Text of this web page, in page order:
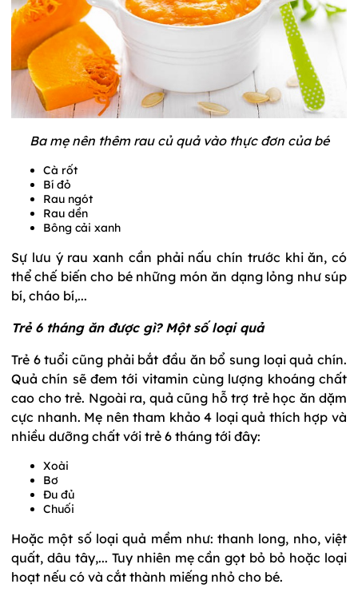
Ba mẹ nên thêm rau củ quả vào thực đơn của bé
Cà rốt
Bí đỏ
Rau ngót
Rau dền
Bông cải xanh
Sự lưu ý rau xanh cần phải nấu chín trước khi ăn, có
thể chế biến cho bé những món ăn dạng lỏng như súp
bí, cháo bí,...
Trẻ 6 tháng ăn được gì? Một số loại quả
Trẻ 6 tuổi cũng phải bắt đầu ăn bổ sung loại quả chín.
Quả chín sẽ đem tới vitamin cùng lượng khoáng chất
cao cho trẻ. Ngoài ra, quả cũng hỗ trợ trẻ học ăn dặm
cực nhanh. Mẹ nên tham khảo 4 loại quả thích hợp và
nhiều dưỡng chất với trẻ 6 tháng tới đây:
Xoài
Bơ
Đu đủ
Chuối
Hoặc một số loại quả mềm như: thanh long, nho, việt
quất, dâu tây,... Tuy nhiên mẹ cần gọt bỏ bỏ hoặc loại
hoạt nếu có và cắt thành miếng nhỏ cho bé.